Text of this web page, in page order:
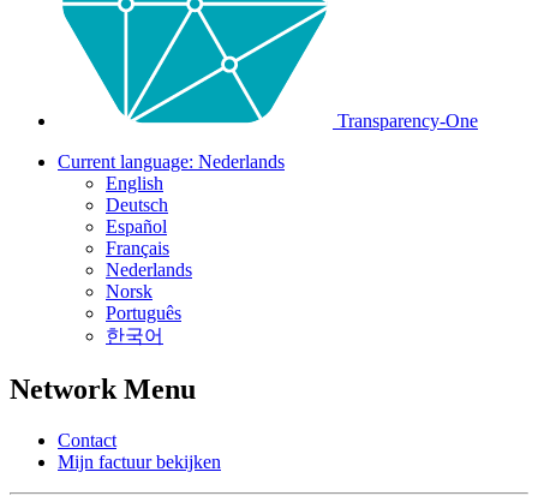
Transparency-One
Current language: Nederlands
English
Deutsch
Español
Français
Nederlands
Norsk
Português
한국어
Network Menu
Contact
Mijn factuur bekijken